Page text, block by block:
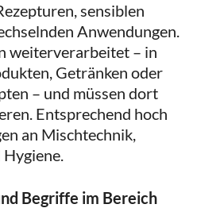
sensiblen
Anwendungen.
weiterverarbeitet – in
Getränken oder
– und müssen dort
Entsprechend hoch
an Mischtechnik,
Begriffe im Bereich